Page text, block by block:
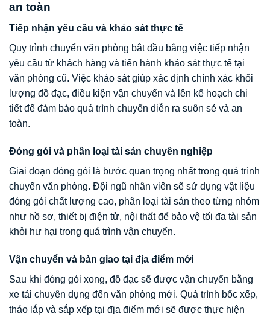
an toàn
Tiếp nhận yêu cầu và khảo sát thực tế
Quy trình chuyển văn phòng bắt đầu bằng việc tiếp nhận
yêu cầu từ khách hàng và tiến hành khảo sát thực tế tại
văn phòng cũ. Việc khảo sát giúp xác định chính xác khối
lượng đồ đạc, điều kiện vận chuyển và lên kế hoạch chi
tiết để đảm bảo quá trình chuyển diễn ra suôn sẻ và an
toàn.
Đóng gói và phân loại tài sản chuyên nghiệp
Giai đoạn đóng gói là bước quan trọng nhất trong quá trình
chuyển văn phòng. Đội ngũ nhân viên sẽ sử dụng vật liệu
đóng gói chất lượng cao, phân loại tài sản theo từng nhóm
như hồ sơ, thiết bị điện tử, nội thất để bảo vệ tối đa tài sản
khỏi hư hại trong quá trình vận chuyển.
Vận chuyển và bàn giao tại địa điểm mới
Sau khi đóng gói xong, đồ đạc sẽ được vận chuyển bằng
xe tải chuyên dụng đến văn phòng mới. Quá trình bốc xếp,
tháo lắp và sắp xếp tại địa điểm mới sẽ được thực hiện